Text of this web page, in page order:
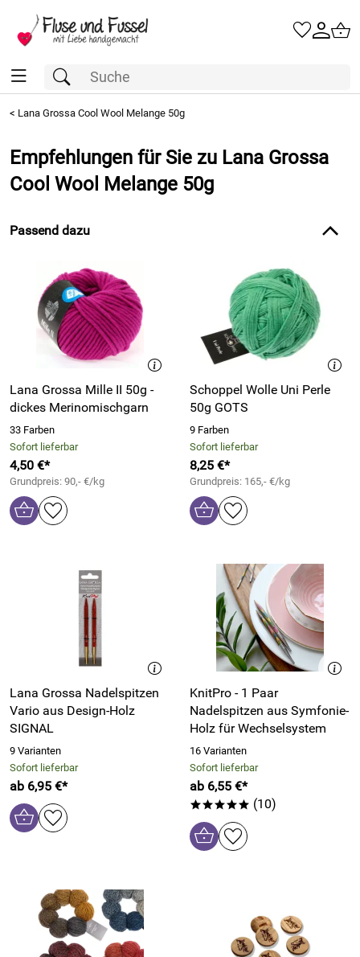
< Lana Grossa Cool Wool Melange 50g
Empfehlungen für Sie zu Lana Grossa
Cool Wool Melange 50g
Passend dazu
Lana Grossa Mille II 50g -
dickes Merinomischgarn
33 Farben
Sofort lieferbar
4,50 €*
Grundpreis: 90,- €/kg
Schoppel Wolle Uni Perle
50g GOTS
9 Farben
Sofort lieferbar
8,25 €*
Grundpreis: 165,- €/kg
Lana Grossa Nadelspitzen
Vario aus Design-Holz
SIGNAL
9 Varianten
Sofort lieferbar
ab 6,95 €*
KnitPro - 1 Paar
Nadelspitzen aus Symfonie-
Holz für Wechselsystem
16 Varianten
Sofort lieferbar
ab 6,55 €*
***** (10)